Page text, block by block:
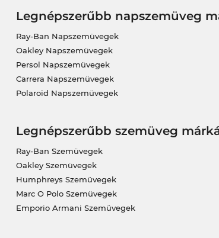
Legnépszerűbb napszemüveg
Ray-Ban Napszemüvegek
Oakley Napszemüvegek
Persol Napszemüvegek
Carrera Napszemüvegek
Polaroid Napszemüvegek
Legnépszerűbb szemüveg
Ray-Ban Szemüvegek
Oakley Szemüvegek
Humphreys Szemüvegek
Marc O Polo Szemüvegek
Emporio Armani Szemüvegek